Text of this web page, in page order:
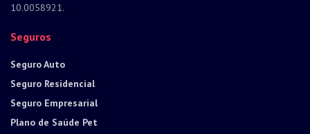
10.0058921.
Seguros
Seguro Auto
Seguro Residencial
Seguro Empresarial
Plano de Saúde Pet